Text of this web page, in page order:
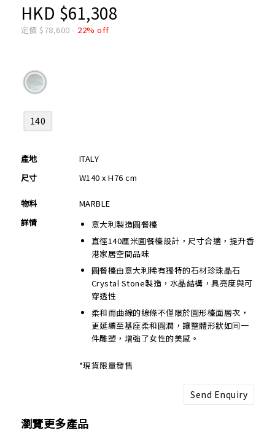
HKD $61,308
定價 $78,600 - 22% off
140
產地
ITALY
尺寸
W140 x H76 cm
物料
MARBLE
詳情
意大利製造圓餐檯
直徑140厘米圓餐檯設計，尺寸合適，提升香
港家居空間品味
圓餐檯由意大利稀有獨特的石材珍珠晶石
Crystal Stone製造，水晶結構，具亮度與可
穿透性
柔和而曲線的線條不僅限於圓形檯面層次，
更延續至基座柔和圓潤，讓整體形狀如同一
件雕塑，增強了女性的美感。
*現貨限量發售
Send Enquiry
瀏覽更多產品